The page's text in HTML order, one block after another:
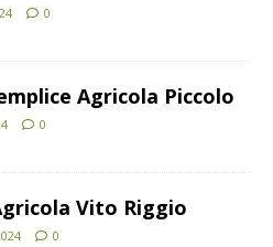
0
Agricola Piccolo
0
Vito Riggio
0